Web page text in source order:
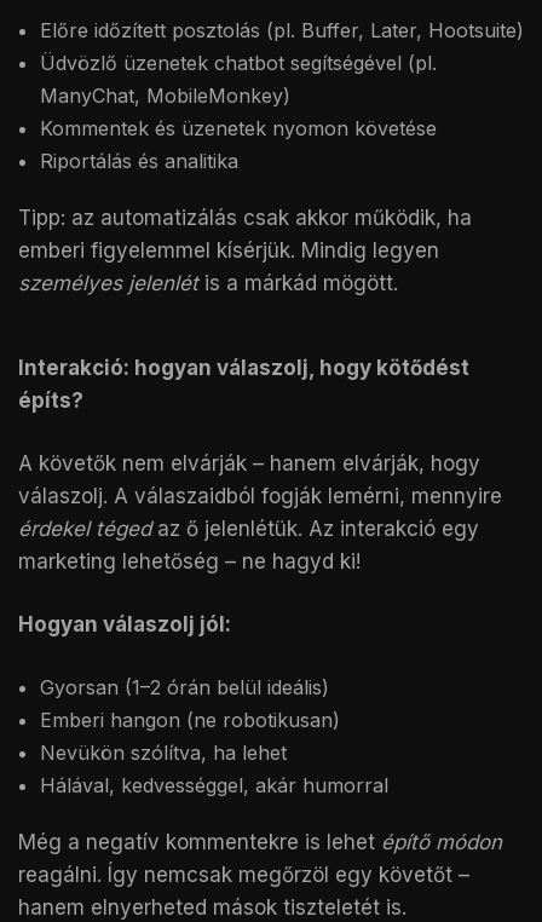
Előre időzített posztolás (pl. Buffer, Later, Hootsuite)
Üdvözlő üzenetek chatbot segítségével (pl.
ManyChat, MobileMonkey)
Kommentek és üzenetek nyomon követése
Riportálás és analitika
Tipp: az automatizálás csak akkor működik, ha
emberi figyelemmel kísérjük. Mindig legyen
személyes jelenlétis a márkád mögött.
Interakció: hogyan válaszolj, hogy kötődést
építs?
A követők nem elvárják – hanem elvárják, hogy
válaszolj. A válaszaidból fogják lemérni, mennyire
érdekel tégedaz ő jelenlétük. Az interakció egy
marketing lehetőség – ne hagyd ki!
Hogyan válaszolj jól:
Gyorsan (1–2 órán belül ideális)
Emberi hangon (ne robotikusan)
Nevükön szólítva, ha lehet
Hálával, kedvességgel, akár humorral
Még a negatív kommentekre is lehet építő módon
reagálni. Így nemcsak megőrzöl egy követőt –
hanem elnyerheted mások tiszteletét is.